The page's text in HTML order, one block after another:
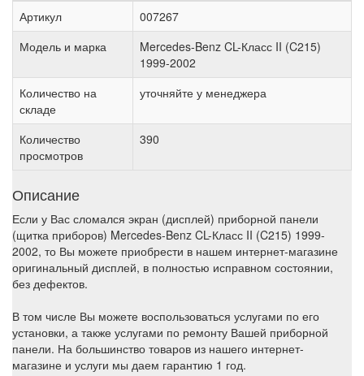
Артикул
007267
Модель и марка
Mercedes-Benz CL-Класс II (C215)
1999-2002
Количество на
складе
уточняйте у менеджера
Количество
просмотров
390
Описание
Если у Вас сломался экран (дисплей) приборной панели
(щитка приборов) Mercedes-Benz CL-Класс II (C215) 1999-
2002, то Вы можете приобрести в нашем интернет-магазине
оригинальный дисплей, в полностью исправном состоянии,
без дефектов.
В том числе Вы можете воспользоваться услугами по его
установки, а также услугами по ремонту Вашей приборной
панели. На большинство товаров из нашего интернет-
магазине и услуги мы даем гарантию 1 год.